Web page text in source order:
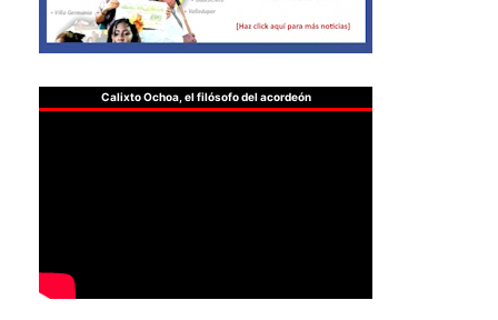
Calixto Ochoa, el filósofo del acordeón